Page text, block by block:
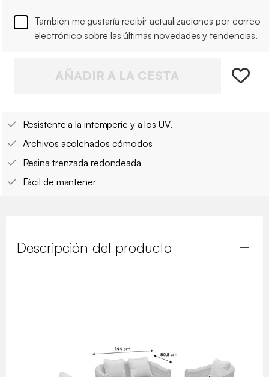
También me gustaría recibir actualizaciones por correo
electrónico sobre las últimas novedades y tendencias.
AÑADIR A LA CESTA
Resistente a la intemperie y a los UV.
Archivos acolchados cómodos
Resina trenzada redondeada
Fácil de mantener
Descripción del producto